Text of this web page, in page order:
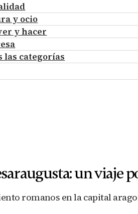
y ocio
y hacer
las categorías
un viaje
romanos en la capital